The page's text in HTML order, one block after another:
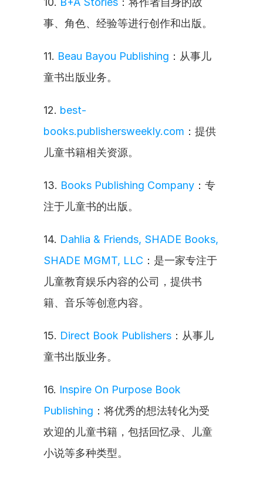
事、角色、经验等进行创作和出版。
11. Beau Bayou Publishing ：从事儿
童书出版业务。
12. best-
books.publishersweekly.com ：提供
儿童书籍相关资源。
13. Books Publishing Company ：专
注于儿童书的出版。
14. Dahlia & Friends, SHADE Books,
SHADE MGMT, LLC ：是一家专注于
儿童教育娱乐内容的公司，提供书
籍、音乐等创意内容。
15. Direct Book Publishers ：从事儿
童书出版业务。
16. Inspire On Purpose Book
Publishing ：将优秀的想法转化为受
欢迎的儿童书籍，包括回忆录、儿童
小说等多种类型。